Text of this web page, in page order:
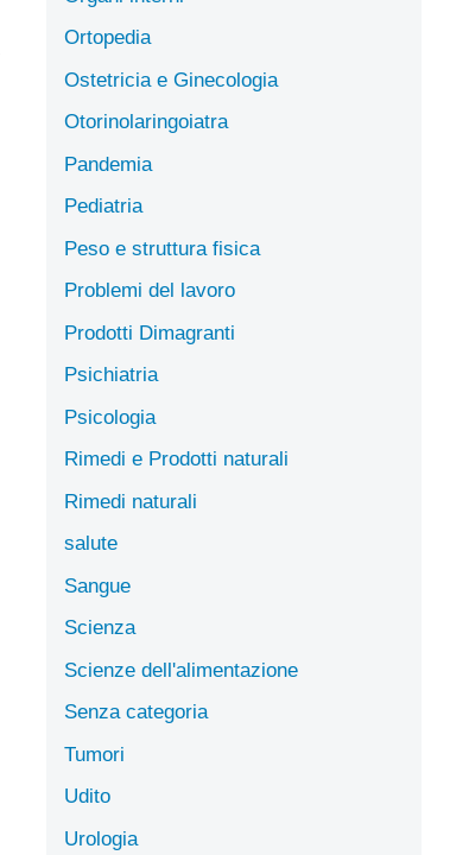
Ortopedia
Ostetricia e Ginecologia
Otorinolaringoiatra
Pandemia
Pediatria
Peso e struttura fisica
Problemi del lavoro
Prodotti Dimagranti
Psichiatria
Psicologia
Rimedi e Prodotti naturali
Rimedi naturali
salute
Sangue
Scienza
Scienze dell'alimentazione
Senza categoria
Tumori
Udito
Urologia